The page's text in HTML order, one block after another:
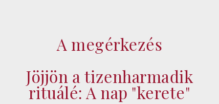
A megérkezés
Jöjjön a tizenharmadik
rituálé: A nap "kerete"